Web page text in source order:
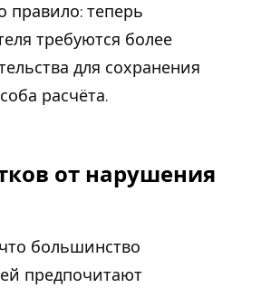
правило: теперь
требуются более
для сохранения
расчёта.
от нарушения
большинство
предпочитают